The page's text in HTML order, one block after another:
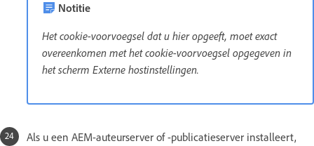
Notitie
Het cookie-voorvoegsel dat u hier opgeeft, moet exact
overeenkomen met het cookie-voorvoegsel opgegeven in
het scherm Externe hostinstellingen.
Als u een AEM-auteurserver of -publicatieserver installeert,